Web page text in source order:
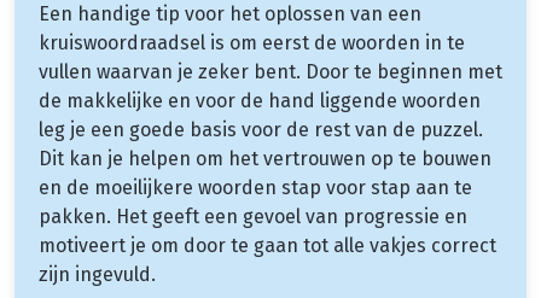
Een handige tip voor het oplossen van een
kruiswoordraadsel is om eerst de woorden in te
vullen waarvan je zeker bent. Door te beginnen met
de makkelijke en voor de hand liggende woorden
leg je een goede basis voor de rest van de puzzel.
Dit kan je helpen om het vertrouwen op te bouwen
en de moeilijkere woorden stap voor stap aan te
pakken. Het geeft een gevoel van progressie en
motiveert je om door te gaan tot alle vakjes correct
zijn ingevuld.